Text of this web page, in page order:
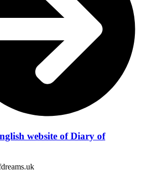
website of Diary of